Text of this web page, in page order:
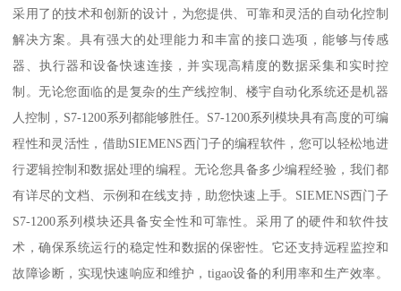
采用了的技术和创新的设计，为您提供、可靠和灵活的自动化控制
解决方案。具有强大的处理能力和丰富的接口选项，能够与传感
器、执行器和设备快速连接，并实现高精度的数据采集和实时控
制。无论您面临的是复杂的生产线控制、楼宇自动化系统还是机器
人控制，S7-1200系列都能够胜任。S7-1200系列模块具有高度的可编
程性和灵活性，借助SIEMENS西门子的编程软件，您可以轻松地进
行逻辑控制和数据处理的编程。无论您具备多少编程经验，我们都
有详尽的文档、示例和在线支持，助您快速上手。SIEMENS西门子
S7-1200系列模块还具备安全性和可靠性。采用了的硬件和软件技
术，确保系统运行的稳定性和数据的保密性。它还支持远程监控和
故障诊断，实现快速响应和维护，tigao设备的利用率和生产效率。